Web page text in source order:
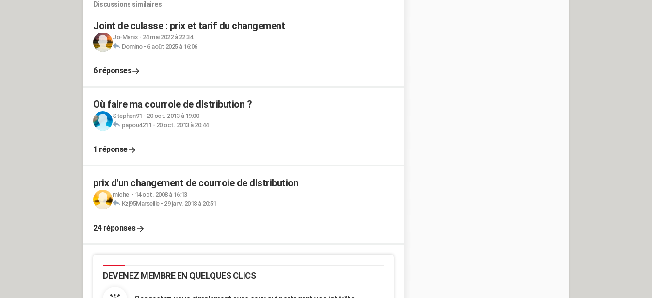
Discussions similaires
Joint de culasse : prix et tarif du changement
Jo-Manix - 24 mai 2022 à 22:34
Domino- 6 août 2025 à 16:06
6 réponses
Où faire ma courroie de distribution ?
Stephen91 - 20 oct. 2013 à 19:00
papou4211 - 20 oct. 2013 à 20:44
1 réponse
prix d'un changement de courroie de distribution
michel - 14 oct. 2008 à 16:13
Kzj95Marseille- 29 janv. 2018 à 20:51
24 réponses
DEVENEZ MEMBRE EN QUELQUES CLICS